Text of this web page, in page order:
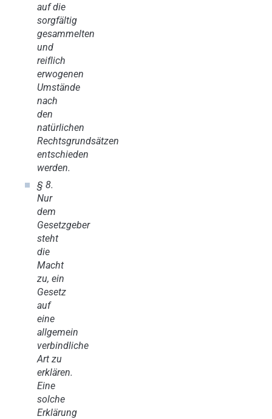
auf die
sorgfältig
gesammelten
und
reiflich
erwogenen
Umstände
nach
den
natürlichen
Rechtsgrundsätzen
entschieden
werden.
§ 8.
Nur
dem
Gesetzgeber
steht
die
Macht
zu, ein
Gesetz
auf
eine
allgemein
verbindliche
Art zu
erklären.
Eine
solche
Erklärung